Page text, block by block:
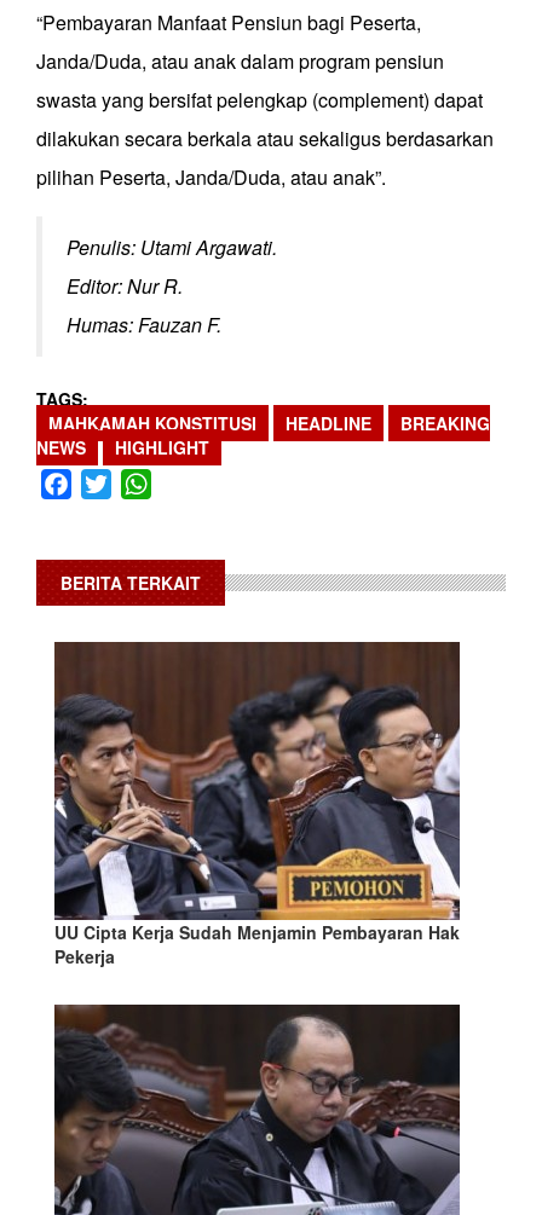
“Pembayaran Manfaat Pensiun bagi Peserta,
Janda/Duda, atau anak dalam program pensiun
swasta yang bersifat pelengkap (complement) dapat
dilakukan secara berkala atau sekaligus berdasarkan
pilihan Peserta, Janda/Duda, atau anak”.
Penulis: Utami Argawati.
Editor: Nur R.
Humas: Fauzan F.
TAGS
MAHKAMAH KONSTITUSI
HEADLINE
BREAKING
NEWS
HIGHLIGHT
Facebook
Twitter
BERITA TERKAIT
UU Cipta Kerja Sudah Menjamin Pembayaran Hak
Pekerja